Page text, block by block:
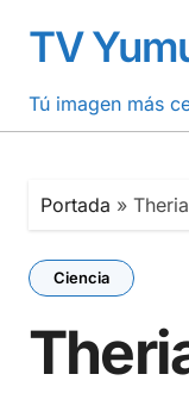
contenido
TV
Tú imagen más
Portada »
Ciencia